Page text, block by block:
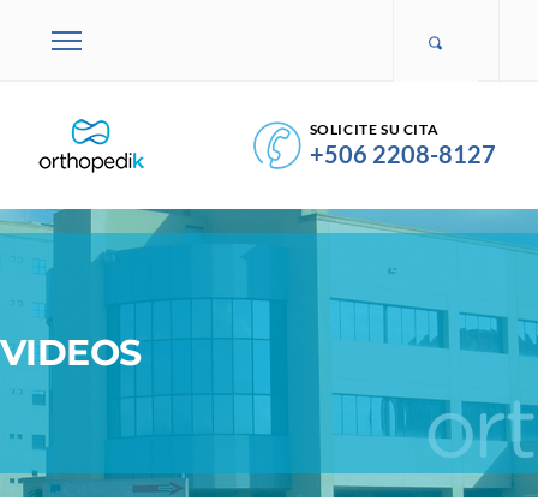
SOLICITE SU CITA
+506 2208-8127
VIDEOS